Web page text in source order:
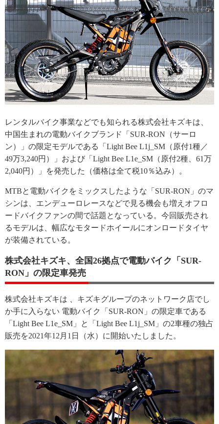
レンタルバイク事業などでも知られる株式会社キズキは、
中国生まれの電動バイクブランド「SUR-RON（サーロ
ン）」の限定モデルである「Light Bee L1j_SM（原付1種／
49万3,240円）」および「Light Bee L1e_SM（原付2種、61万
2,040円）」を発売した（価格は全て税10％込み）。
MTBと電動バイクをミックスしたような「SUR-RON」のマ
シンは、エンデューロレースなどで見る機会も増えオフロ
ードバイクファンの間で話題となっている。今回販売され
るモデルは、幅広なモタードホイールにオンロードタイヤ
が装備されている。
株式会社キズキ、全国26拠点で電動バイク「SUR-
RON」の限定車発売
株式会社キズキは 、キズキグループのネットワーク店でし
か手に入らない 電動バイク「SUR-RON」の限定車である
「Light Bee L1e_SM」と「Light Bee L1j_SM」の2車種の独占
販売を2021年12月1日（水）に開始いたしました。